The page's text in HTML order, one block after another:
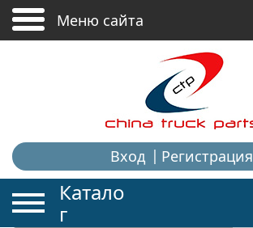
Меню сайта
Вход Регистрация
Катало
г